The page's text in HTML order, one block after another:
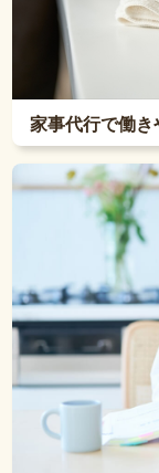
家事代行で働